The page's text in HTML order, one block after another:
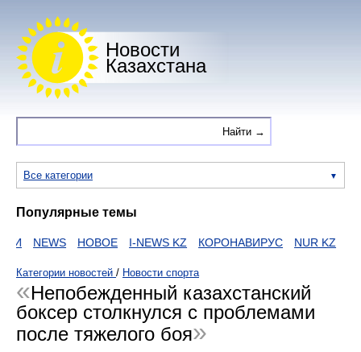
Новости
Казахстана
Все категории
Популярные темы
NEWS НОВОЕ I-NEWS KZ КОРОНАВИРУС NUR KZ
Категории новостей / Новости спорта
Непобежденный казахстанский
боксер столкнулся с проблемами
после тяжелого боя